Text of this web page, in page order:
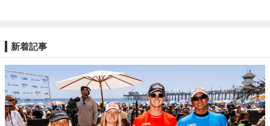
新着記事